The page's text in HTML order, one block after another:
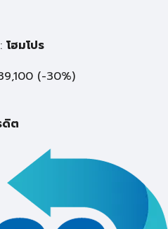
โฮมโปร
(-30%)
ดิต